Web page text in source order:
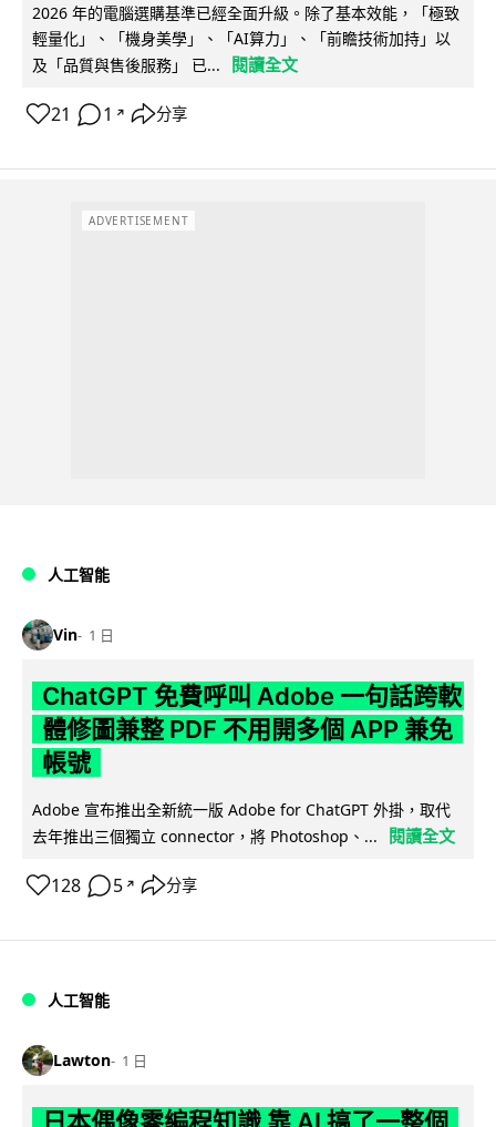
2026 年的電腦選購基準已經全面升級。除了基本效能，「極致
輕量化」、「機身美學」、「AI算力」、「前瞻技術加持」以
及「品質與售後服務」 已...
閱讀全文
21 1 ↗ 分享
ADVERTISEMENT
人工智能
Vin 1 日
ChatGPT 免費呼叫 Adobe 一句話跨軟
體修圖兼整 PDF 不用開多個 APP 兼免
帳號
Adobe 宣布推出全新統一版 Adobe for ChatGPT 外掛，取代
去年推出三個獨立 connector，將 Photoshop、...
閱讀全文
128 5 ↗ 分享
人工智能
Lawton 1 日
日本偶像零編程知識 靠 AI 搞了一整個